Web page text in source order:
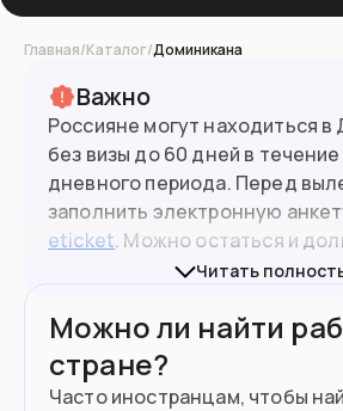
Главная/Каталог/Доминикана
Важно
Россияне могут находиться в
без визы до 60 дней в
дневного периода. Перед
заполнить электронную
eticket. Можно остаться и
после выезда штраф.
Население
Подойдет вам если
Вам не нужно ВНЖ, готовы
турист
Читать
Можно ли найти
стране?
Часто иностранцам, чтобы